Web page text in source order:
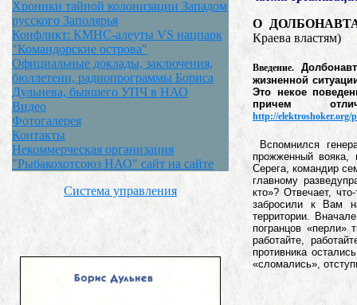
Хроники тайной колонизации Западом
русского Заполярья
Конфликт: КМНС-алеуты VS нацпарк
"Командорские острова"
Официальные доклады, заключения,
бюллетени, радиопрограммы Бориса
Дульнева, бывшего УПЧ в НАО
Видео
Фотогалерея
Контакты
Некоммерческая организация
"Рыбакохотсоюз НАО" сайт на сайте
Система управления
О
Краева властям)
Введение.
жизненной
Это некое
причем
http://elektroshoker.org/
Вспомнился
прожженный вояка,
Серега, командир
главному
кто»? Отвечает,
забросили к Вам
территории.
погранцов «перли»
работайте,
противника
«сломались»,